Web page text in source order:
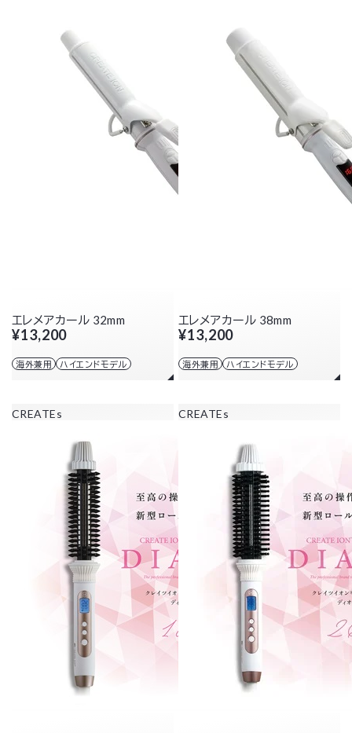
エレメアカール 32mm
¥13,200
海外兼用 ハイエンドモデル
エレメアカール 38mm
¥13,200
海外兼用 ハイエンドモデル
CREATEs CREATEs